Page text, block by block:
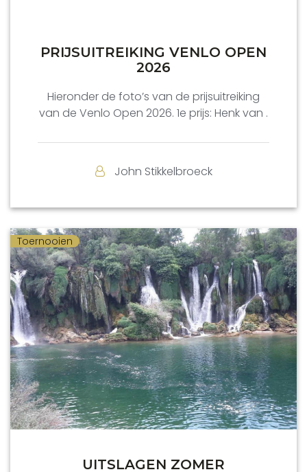
PRIJSUITREIKING VENLO OPEN
2026
Hieronder de foto’s van de prijsuitreiking
van de Venlo Open 2026. 1e prijs: Henk van .
John Stikkelbroeck
Toernooien
UITSLAGEN ZOMER